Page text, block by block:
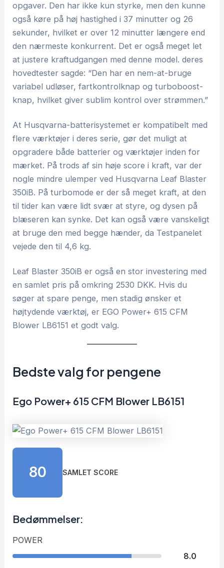
opgaver. Den har ikke kun styrke, men den kunne
også køre på høj hastighed i 37 minutter og 26
sekunder, hvilket er over 12 minutter længere end
den nærmeste konkurrent. Det er også meget let
at justere kraftudgangen med denne model. deres
hovedtester sagde: “Den har en nem-at-bruge
variabel udløser, fartkontrolknap og turboboost-
knap, hvilket giver sublim kontrol over strømmen.”
At Husqvarna-batterisystemet er kompatibelt med
flere værktøjer i deres serie, gør det muligt at
opgradere både batterier og værktøjer inden for
mærket. På trods af sin høje score i kraft, var der
nogle mindre ulemper ved Husqvarna Leaf Blaster
350iB. På turbomode er der så meget kraft, at den
til tider kan være lidt svær at styre, og dysen på
blæseren kan synke. Det kan også være vanskeligt
at bruge den med begge hænder, da Testpanelet
vejede den til 4,6 kg.
Leaf Blaster 350iB er også en stor investering med
en samlet pris på omkring 2530 DKK. Hvis du
søger at spare penge, men stadig ønsker et
højtydende værktøj, er EGO Power+ 615 CFM
Blower LB6151 et godt valg.
Bedste valg for pengene
Ego Power+ 615 CFM Blower LB6151
80 SAMLET SCORE
Bedømmelser:
POWER
8.0